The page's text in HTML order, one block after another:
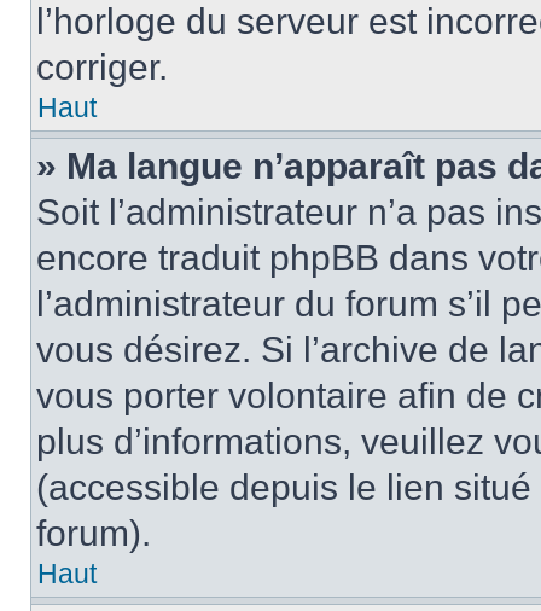
l’horloge du serveur est
corriger.
Haut
» Ma langue n’apparaît pas
Soit l’administrateur n’a pas
encore traduit phpBB dans
l’administrateur du forum s’il
vous désirez. Si l’archive de
vous porter volontaire afin de
plus d’informations, veuillez
(accessible depuis le lien
forum).
Haut